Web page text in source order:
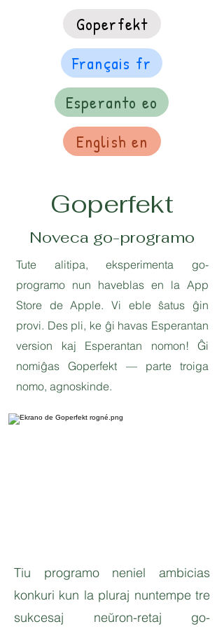
English en
Français fr
Esperanto eo
Goperfekt
Goperfekt
Noveca go-programo
Tute alitipa, eksperimenta go-
programo nun haveblas en la App
Store de Apple. Vi eble ŝatus ĝin
provi. Des pli, ke ĝi havas Esperantan
version kaj Esperantan nomon! Ĝi
nomiĝas Goperfekt — parte troiga
nomo, agnoskinde.
Tiu programo neniel ambicias
konkuri kun la pluraj nuntempe tre
sukcesaj neŭron-retaj go-